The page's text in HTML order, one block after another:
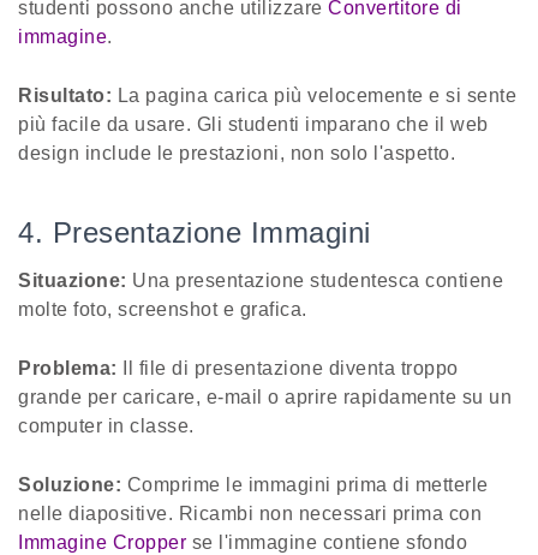
studenti possono anche utilizzare Convertitore di
immagine.
Risultato: La pagina carica più velocemente e si sente
più facile da usare. Gli studenti imparano che il web
design include le prestazioni, non solo l'aspetto.
4. Presentazione Immagini
Situazione: Una presentazione studentesca contiene
molte foto, screenshot e grafica.
Problema: Il file di presentazione diventa troppo
grande per caricare, e-mail o aprire rapidamente su un
computer in classe.
Soluzione: Comprime le immagini prima di metterle
nelle diapositive. Ricambi non necessari prima con
Immagine Cropper se l'immagine contiene sfondo